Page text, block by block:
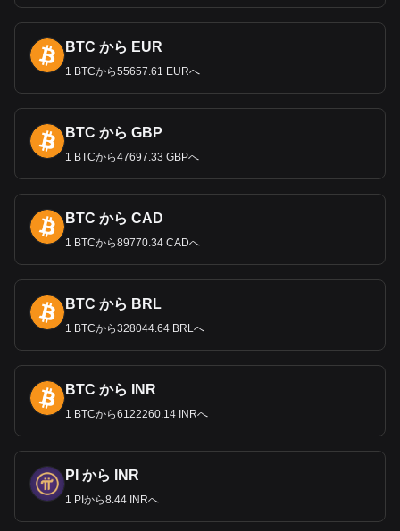
を遂げてきた。1990年代初頭、このシフトはかなりのインフ
レをもたらし、1991年にはピークで35％に達した。しか
し、その後の数年間は安定化に努め、
かけてインフレ率は
時期は2023年 2月に中断され、インフレ率は
した。こうした課題にもかかわらず、フォリントはハンガリ
ての地位を維持してきた。
ハンガリーフォリントの為替レートは、国内の経済政策と世
界の金融動向の両方を反映して変動してきた。ハンガリーは
欧州連合（EU）に加盟しているが、ユーロを導入していな
いため、フォリントのユーロや米ドルなどの主要通貨に対す
る価値は重要な経済指標となっている。
のか？
ハンガリーは当初ユーロを導入する予定だったにもかかわら
ず、いくつかの理由でユーロを導入していない。当初、ハン
を目標とするようになった。しかし、高い財政赤字、インフ
レ、公的債務により、ハンガリーはマーストリヒト基
たすことができず、これらの計画は頓挫した。
界銀行からの援助にもかかわらず、2008年の世界金融危機は
事態をさらに複雑にした。2010年に選出されたフィデス政権
は、フォリントを維持し、ユーロ導入の議論を先送りするな
ど、ソフトなユーロ懐疑姿勢を示してきた。ヴィクトール・
オルバン首相は、ハンガリーの公的債務が
大幅に削減される50％のしきい値に達するまでは、ユーロ導
BTC から EUR
1 BTCから55657.61 EURへ
BTC から GBP
1 BTCから47697.33 GBPへ
BTC から CAD
1 BTCから89770.34 CADへ
BTC から BRL
1 BTCから328044.64 BRLへ
BTC から INR
1 BTCから6122260.14 INRへ
PI から INR
1 PIから8.44 INRへ